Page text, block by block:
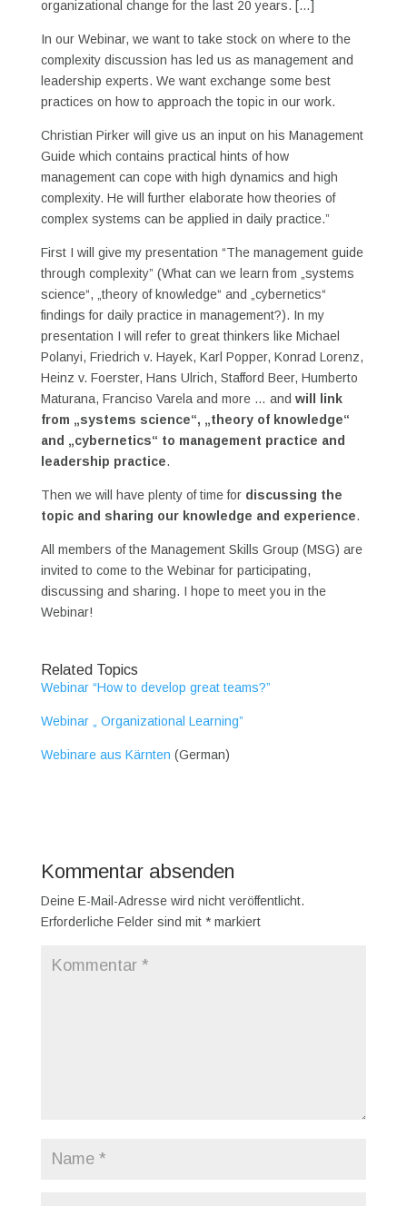
organizational change for the last 20 years. […]
In our Webinar, we want to take stock on where to the
complexity discussion has led us as management and
leadership experts. We want exchange some best
practices on how to approach the topic in our work.
Christian Pirker will give us an input on his Management
Guide which contains practical hints of how
management can cope with high dynamics and high
complexity. He will further elaborate how theories of
complex systems can be applied in daily practice.”
First I will give my presentation “The management guide
through complexity” (What can we learn from „systems
science“, „theory of knowledge“ and „cybernetics“
findings for daily practice in management?). In my
presentation I will refer to great thinkers like Michael
Polanyi, Friedrich v. Hayek, Karl Popper, Konrad Lorenz,
Heinz v. Foerster, Hans Ulrich, Stafford Beer, Humberto
Maturana, Franciso Varela and more … and will link
from „systems science“, „theory of knowledge“
and „cybernetics“ to management practice and
leadership practice.
Then we will have plenty of time for discussing the
topic and sharing our knowledge and experience.
All members of the Management Skills Group (MSG) are
invited to come to the Webinar for participating,
discussing and sharing. I hope to meet you in the
Webinar!
Related Topics
Webinar “How to develop great teams?”
Webinar „ Organizational Learning”
Webinare aus Kärnten (German)
Kommentar absenden
Deine E-Mail-Adresse wird nicht veröffentlicht.
Erforderliche Felder sind mit *markiert